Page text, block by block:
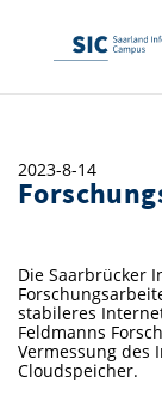
Interessierte
Angebote
10 Gründe
Aktuelle
Beratung
Service
Service und
Forschung
Ranking
Karrierewege
Promotion
News
News &
News
Über Uns
2023-8-14
Die Saarbrücker
stabileres
Feldmanns
Vermessung des
Cloudspeicher.